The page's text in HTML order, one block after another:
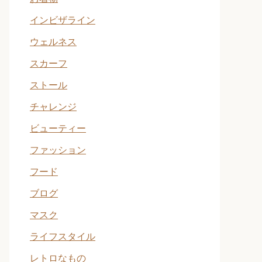
インビザライン
ウェルネス
スカーフ
ストール
チャレンジ
ビューティー
ファッション
フード
ブログ
マスク
ライフスタイル
レトロなもの